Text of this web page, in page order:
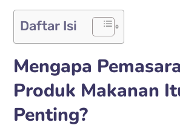
Daftar Isi
Mengapa
Produk Makanan
Penting?